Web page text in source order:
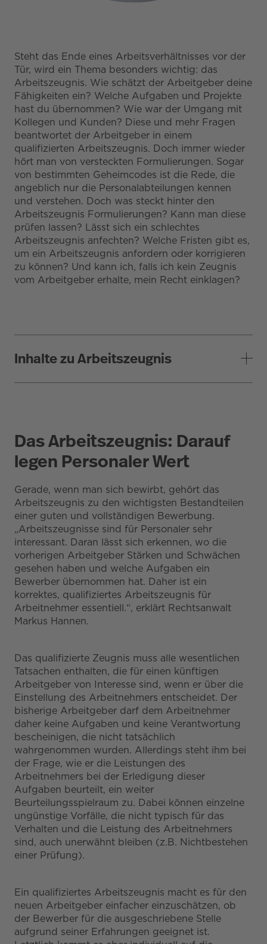
Steht das Ende eines Arbeitsverhältnisses vor der
Tür, wird ein Thema besonders wichtig: das
Arbeitszeugnis. Wie schätzt der Arbeitgeber deine
Fähigkeiten ein? Welche Aufgaben und Projekte
hast du übernommen? Wie war der Umgang mit
Kollegen und Kunden? Diese und mehr Fragen
beantwortet der Arbeitgeber in einem
qualifizierten Arbeitszeugnis. Doch immer wieder
hört man von versteckten Formulierungen. Sogar
von bestimmten Geheimcodes ist die Rede, die
angeblich nur die Personalabteilungen kennen
und verstehen. Doch was steckt hinter den
Arbeitszeugnis Formulierungen? Kann man diese
prüfen lassen? Lässt sich ein schlechtes
Arbeitszeugnis anfechten? Welche Fristen gibt es,
um ein Arbeitszeugnis anfordern oder korrigieren
zu können? Und kann ich, falls ich kein Zeugnis
vom Arbeitgeber erhalte, mein Recht einklagen?
Inhalte zu Arbeitszeugnis
Das Arbeitszeugnis: Darauf
legen Personaler Wert
Gerade, wenn man sich bewirbt, gehört das
Arbeitszeugnis zu den wichtigsten Bestandteilen
einer guten und vollständigen Bewerbung.
„Arbeitszeugnisse sind für Personaler sehr
interessant. Daran lässt sich erkennen, wo die
vorherigen Arbeitgeber Stärken und Schwächen
gesehen haben und welche Aufgaben ein
Bewerber übernommen hat. Daher ist ein
korrektes, qualifiziertes Arbeitszeugnis für
Arbeitnehmer essentiell.“, erklärt Rechtsanwalt
Markus Hannen.
Das qualifizierte Zeugnis muss alle wesentlichen
Tatsachen enthalten, die für einen künftigen
Arbeitgeber von Interesse sind, wenn er über die
Einstellung des Arbeitnehmers entscheidet. Der
bisherige Arbeitgeber darf dem Arbeitnehmer
daher keine Aufgaben und keine Verantwortung
bescheinigen, die nicht tatsächlich
wahrgenommen wurden. Allerdings steht ihm bei
der Frage, wie er die Leistungen des
Arbeitnehmers bei der Erledigung dieser
Aufgaben beurteilt, ein weiter
Beurteilungsspielraum zu. Dabei können einzelne
ungünstige Vorfälle, die nicht typisch für das
Verhalten und die Leistung des Arbeitnehmers
sind, auch unerwähnt bleiben (z.B. Nichtbestehen
einer Prüfung).
Ein qualifiziertes Arbeitszeugnis macht es für den
neuen Arbeitgeber einfacher einzuschätzen, ob
der Bewerber für die ausgeschriebene Stelle
aufgrund seiner Erfahrungen geeignet ist.